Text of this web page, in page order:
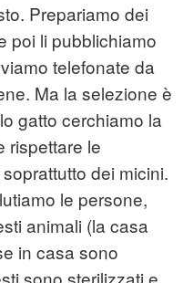
Prepariamo dei
poi li pubblichiamo
telefonate da
Ma la selezione è
gatto cerchiamo la
rispettare le
dei micini.
le persone,
animali (la casa
in casa sono